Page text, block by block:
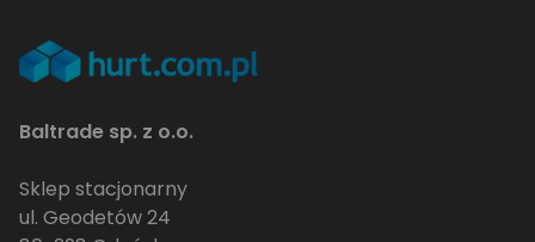
Baltrade sp. z o.o.
Sklep stacjonarny
ul. Geodetów 24